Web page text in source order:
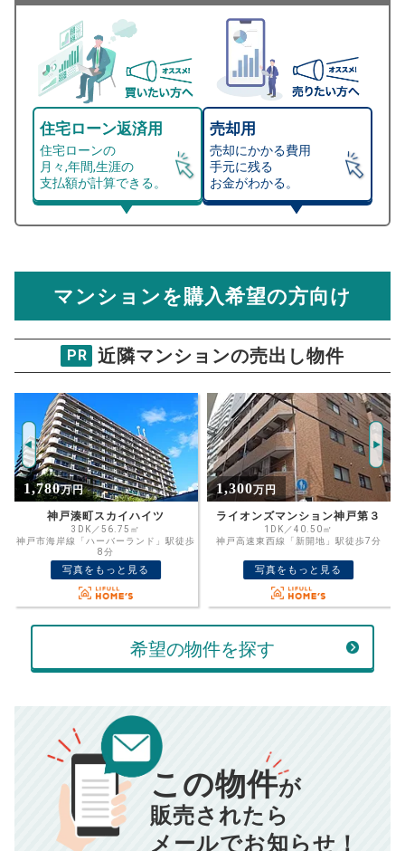
住宅ローン返済用
住宅ローンの
月々,年間,生涯の
支払額が計算できる。
売却用
売却にかかる費用
手元に残る
お金がわかる。
総支払額シミュレーション
物件価格
万円
ご希望の
返済期間
年
住宅ローン
金利
%
ボーナス
返済金額
万円
万円
返済シミュレーション計算結果
毎月の支払額 834
年間の支払額 10,005 円
マンション売却シミュレーター
ウイングシティ御崎公園
試算条件 65㎡・4階
推定売却価格：2398万円
資金計画のために査定額や希望売却価
格を入力して活用するのもおすすめ◎
売却価格
計算する
00万円
■仲介手数料／ 00万円
■売買契約書印紙／ 0
■抵当権抹消費用／0万円
※購入価格よりも売却価格が高い場合、譲渡所得税が発生する
マンションを購入希望の方向け
PR 近隣マンションの売出し物件
1,300万円
ライオンズマンション神戸第３
1DK／40.50㎡
神戸高速東西線「新開地」駅徒歩7分
写真をもっと見る
3,200万円
ワコーレグランディール御旅
2LDK／52.62㎡
JR東海道・山陽本線「兵庫」駅徒歩4分
写真をもっと見る
希望の物件を探す
この物件が
販売されたら
メールでお知らせ！